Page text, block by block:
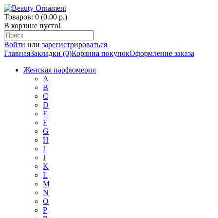
Товаров: 0 (0.00 р.)
В корзине пусто!
Войти или зарегистрироваться
ГлавнаяЗакладки (0)Корзина покупокОформление заказа
Женская парфюмерия
A
B
C
D
E
F
G
H
I
J
K
L
M
N
O
P